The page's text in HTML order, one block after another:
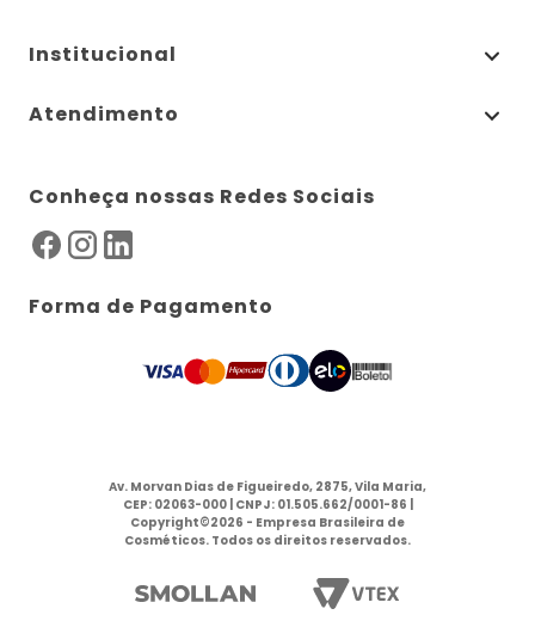
Institucional
Atendimento
Conheça nossas Redes Sociais
Forma de Pagamento
Av. Morvan Dias de Figueiredo, 2875, Vila Maria,
CEP: 02063-000 | CNPJ: 01.505.662/0001-86 |
Copyright©2026 - Empresa Brasileira de
Cosméticos. Todos os direitos reservados.